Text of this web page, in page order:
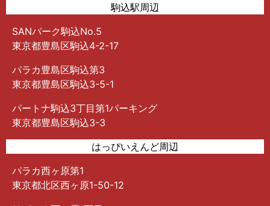
駒込駅周辺
SANパーク駒込No.5
東京都豊島区駒込4-2-17
パラカ豊島区駒込第3
東京都豊島区駒込3-5-1
パートナ駒込3丁目第1パーキング
東京都豊島区駒込3-3
はっぴいえんど周辺
パラカ西ヶ原第1
東京都北区西ヶ原1-50-12